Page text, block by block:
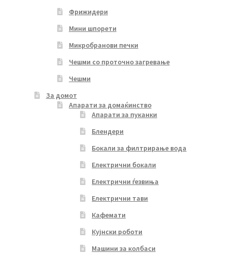
Фрижидери
Мини шпорети
Микробранови печки
Чешми со проточно загревање
Чешми
За домот
Апарати за домаќинство
Апарати за пуканки
Блендери
Бокали за филтрирање вода
Електрични бокали
Електрични ѓезвиња
Електрични тави
Кафемати
Кујнски роботи
Машини за колбаси